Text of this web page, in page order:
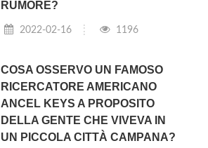
RUMORE?
2022-02-16 1196
COSA OSSERVO UN FAMOSO
RICERCATORE AMERICANO
ANCEL KEYS A PROPOSITO
DELLA GENTE CHE VIVEVA IN
UN PICCOLA CITTÀ CAMPANA?